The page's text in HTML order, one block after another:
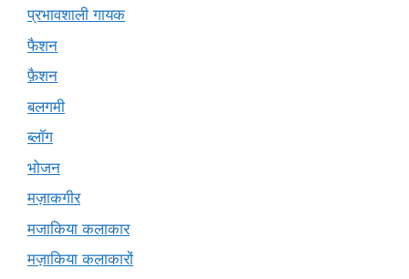
प्रभावशाली गायक
फैशन
फ़ैशन
बलगमी
ब्लॉग
भोजन
मज़ाकगीर
मजाकिया कलाकार
मज़ाकिया कलाकारों